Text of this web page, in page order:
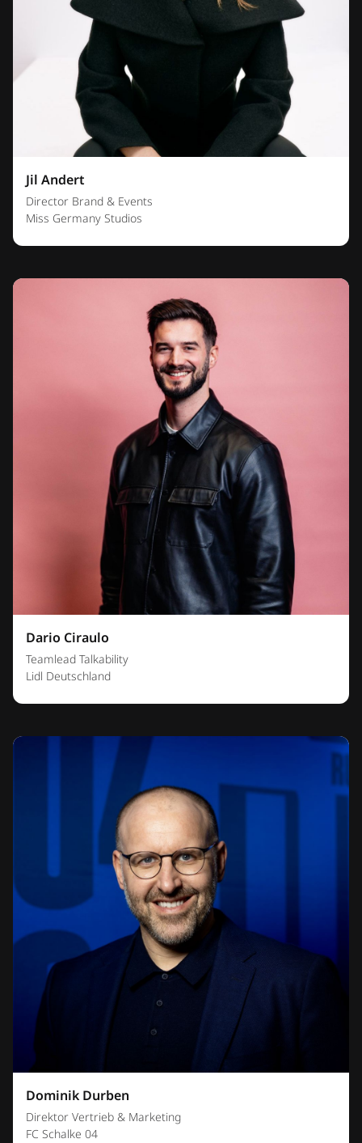
Jil Andert
Director Brand & Events
Miss Germany Studios
Dario Ciraulo
Teamlead Talkability
Lidl Deutschland
Dominik Durben
Direktor Vertrieb & Marketing
FC Schalke 04